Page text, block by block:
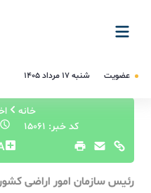
عضویت شنبه ۱۷ مرداد ۱۴۰۵
خانه
کد خبر: 15061
۱۴۰۵/۰۲/۰۷ ۰۸:۴۵:۳۷
رئیس سازمان امور اراضی